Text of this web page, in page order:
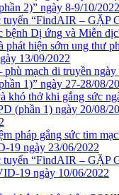
2)” ngày 8-9/10/2022
tuyến “FindAIR –
bệnh Dị ứng và Miễn
hiện sớm ung thư
13/09/2022
mạch di truyền ngày
1)” ngày 27-28/08/
khó thở khi gắng sức
(phần 1) ngày 20/08/
pháp gắng sức tim
19 ngày 23/06/2022
tuyến “FindAIR –
19 ngày 10/06/2022